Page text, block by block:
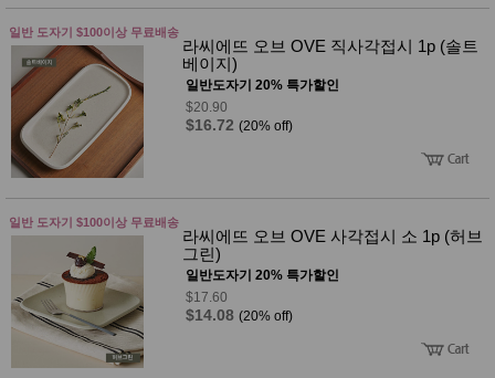
일반 도자기 $100이상 무료배송
라씨에뜨 오브 OVE 직사각접시 1p (솔트
베이지)
일반도자기 20% 특가할인
$20.90
$16.72 (20% off)
일반 도자기 $100이상 무료배송
라씨에뜨 오브 OVE 사각접시 소 1p (허브
그린)
일반도자기 20% 특가할인
$17.60
$14.08 (20% off)